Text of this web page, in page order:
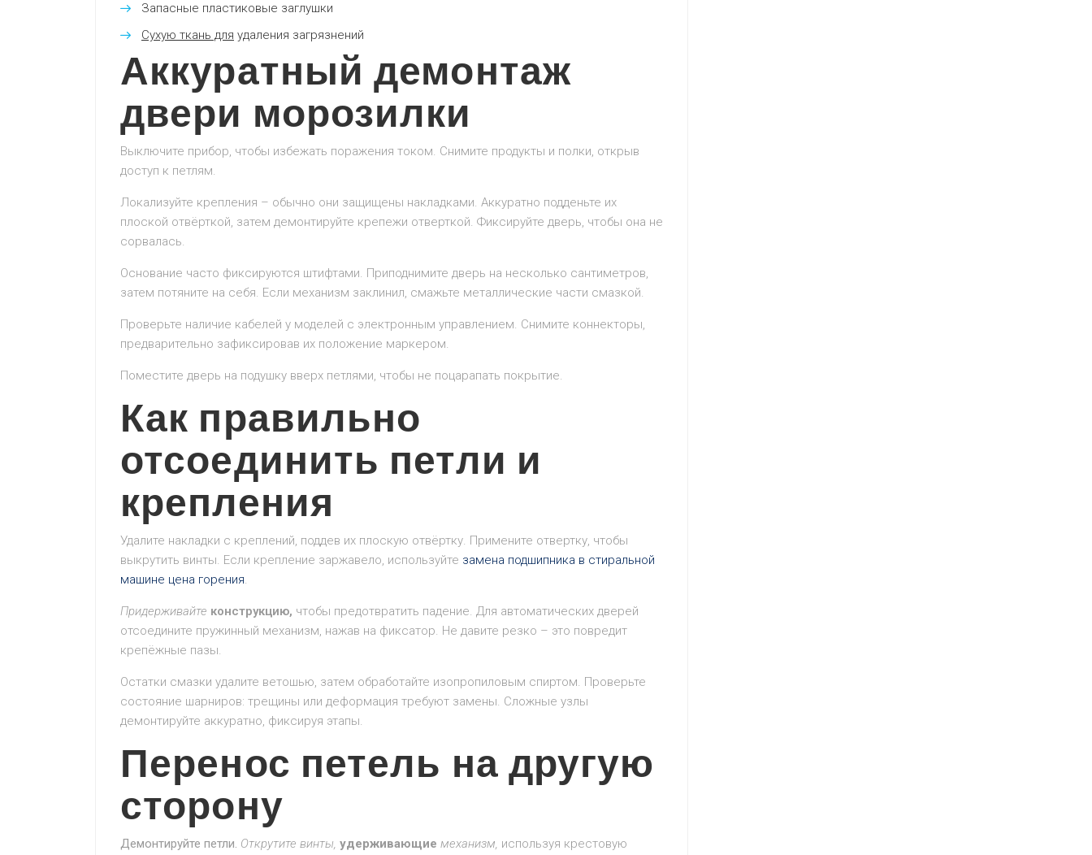
Запасные пластиковые заглушки
Сухую ткань для удаления загрязнений
Аккуратный демонтаж
двери морозилки
Выключите прибор, чтобы избежать поражения током. Снимите продукты и полки, открыв
доступ к петлям.
Локализуйте крепления – обычно они защищены накладками. Аккуратно подденьте их
плоской отвёрткой, затем демонтируйте крепежи отверткой. Фиксируйте дверь, чтобы она не
сорвалась.
Основание часто фиксируются штифтами. Приподнимите дверь на несколько сантиметров,
затем потяните на себя. Если механизм заклинил, смажьте металлические части смазкой.
Проверьте наличие кабелей у моделей с электронным управлением. Снимите коннекторы,
предварительно зафиксировав их положение маркером.
Поместите дверь на подушку вверх петлями, чтобы не поцарапать покрытие.
Как правильно
отсоединить петли и
крепления
Удалите накладки с креплений, поддев их плоскую отвёртку. Примените отвертку, чтобы
выкрутить винты. Если крепление заржавело, используйте замена подшипника в стиральной
машине цена горения.
Придерживайте конструкцию, чтобы предотвратить падение. Для автоматических дверей
отсоедините пружинный механизм, нажав на фиксатор. Не давите резко – это повредит
крепёжные пазы.
Остатки смазки удалите ветошью, затем обработайте изопропиловым спиртом. Проверьте
состояние шарниров: трещины или деформация требуют замены. Сложные узлы
демонтируйте аккуратно, фиксируя этапы.
Перенос петель на другую
сторону
Демонтируйте петли. Открутите винты, удерживающие механизм, используя крестовую